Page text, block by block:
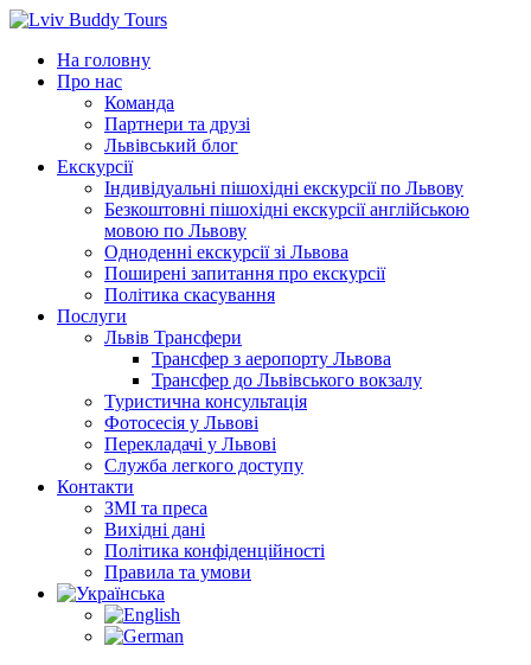
Перейти
вмістуНа головну
Про нас
Команда
Партнери та друзі
Львівський блог
Екскурсії
Індивідуальні пішохідні екскурсії по Львову
Безкоштовні пішохідні екскурсії англійською
мовою по Львову
Одноденні екскурсії зі Львова
Поширені запитання про екскурсії
Політика скасування
Послуги
Львів Трансфери
Трансфер з аеропорту Львова
Трансфер до Львівського вокзалу
Туристична консультація
Фотосесія у Львові
Перекладачі у Львові
Служба легкого доступу
Контакти
ЗМІ та преса
Вихідні дані
Політика конфіденційності
Правила та умови